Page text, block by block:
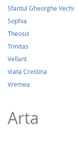
Sfantul Gheorghe Vechi
Sophia
Theosis
Trinitas
Vellant
Viata Crestina
Vremea
Arta